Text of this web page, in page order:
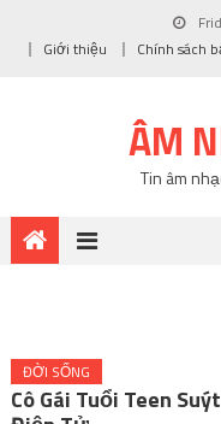
Giới thiệu
Chính sách
ÂM
Tin âm
ĐỜI SỐNG
Cô Gái Tuổi Teen